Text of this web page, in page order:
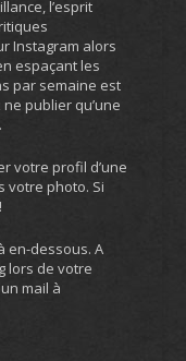
l’esprit
Instagram alors
espaçant les
par semaine est
publier qu’une
votre profil d’une
votre photo. Si
en-dessous. A
lors de votre
mail à